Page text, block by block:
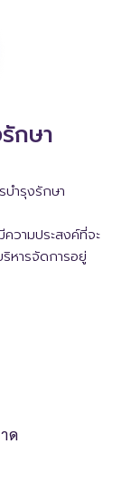
กษา
บำรุงรักษา
ความประสงค์ที่จะ
หารจัดการอยู่
ด